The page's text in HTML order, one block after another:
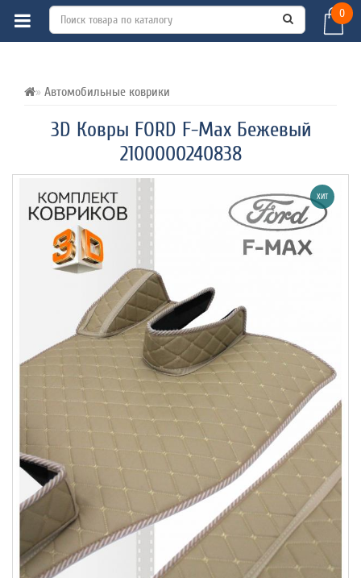
0
Автомобильные коврики
3D Ковры FORD F-Max Бежевый
2100000240838
ВСЕ О ТОВАРЕ ХАРАКТЕРИСТИКИ
ХИТ